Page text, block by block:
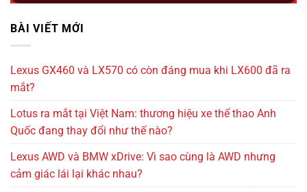
BÀI VIẾT MỚI
Lexus GX460 và LX570 có còn đáng mua khi LX600 đã ra
mắt?
Lotus ra mắt tại Việt Nam: thương hiệu xe thể thao Anh
Quốc đang thay đổi như thế nào?
Lexus AWD và BMW xDrive: Vì sao cùng là AWD nhưng
cảm giác lái lại khác nhau?
Ford Explorer 2023